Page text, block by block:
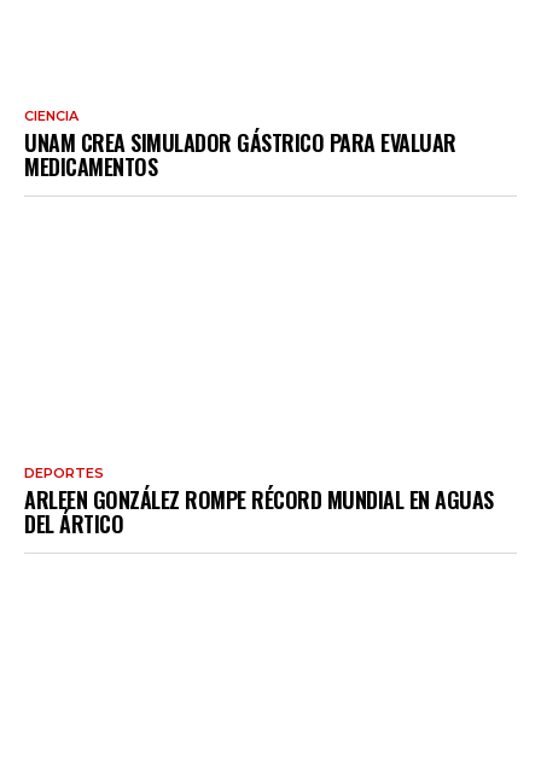
CIENCIA
UNAM CREA SIMULADOR GÁSTRICO PARA EVALUAR
MEDICAMENTOS
DEPORTES
ARLEEN GONZÁLEZ ROMPE RÉCORD MUNDIAL EN AGUAS
DEL ÁRTICO